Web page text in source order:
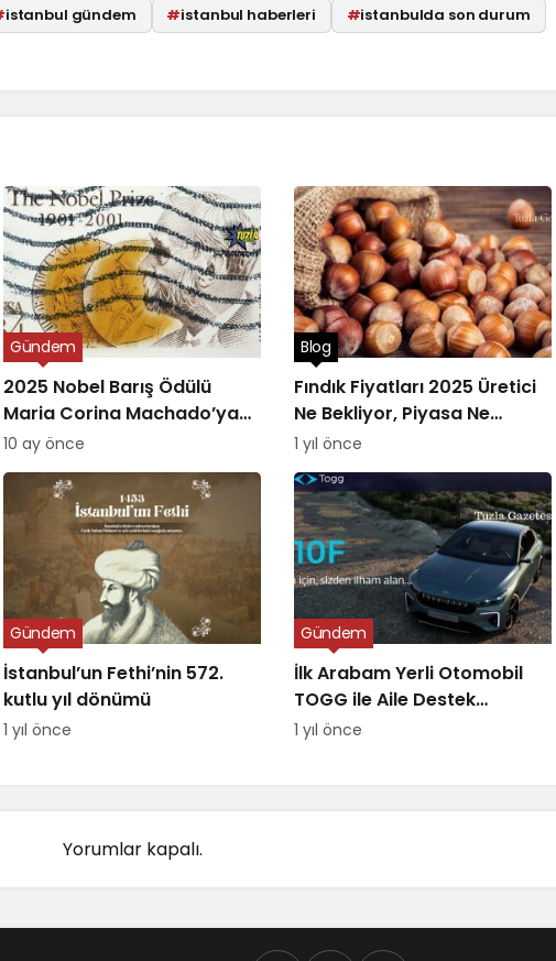
istanbul gündem #istanbul haberleri #istanbulda son durum
2025 Nobel Barış Ödülü
Maria Corina Machado’ya
Verildi
Gündem
10 ay önce
Fındık Fiyatları 2025 Üretici
Ne Bekliyor, Piyasa Ne
Sunuyor?
Blog
1 yıl önce
İstanbul’un Fethi’nin 572.
kutlu yıl dönümü
Gündem
1 yıl önce
İlk Arabam Yerli Otomobil
TOGG ile Aile Destek
Programı
Gündem
1 yıl önce
Yorumlar kapalı.